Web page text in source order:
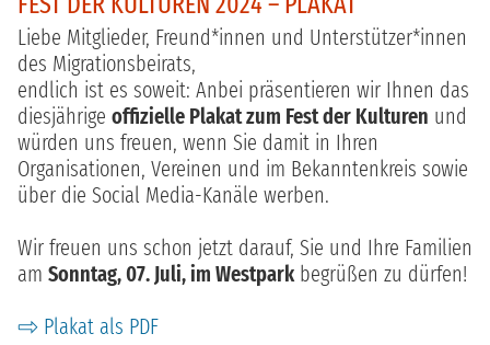
Liebe Mitglieder, Freund*innen und Unterstützer*innen
des Migrationsbeirats,
endlich ist es soweit: Anbei präsentieren wir Ihnen das
diesjährige offizielle Plakat zum Fest der Kulturen und
würden uns freuen, wenn Sie damit in Ihren
Organisationen, Vereinen und im Bekanntenkreis sowie
über die Social Media-Kanäle werben.
Wir freuen uns schon jetzt darauf, Sie und Ihre Familien
am Sonntag, 07. Juli, im Westpark begrüßen zu dürfen!
Plakat als PDF